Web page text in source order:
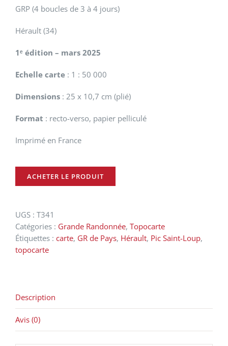
GRP (4 boucles de 3 à 4 jours)
Hérault (34)
1ᵉ édition – mars 2025
Echelle carte : 1 : 50 000
Dimensions : 25 x 10,7 cm (plié)
Format : recto-verso, papier pelliculé
Imprimé en France
ACHETER LE PRODUIT
UGS : T341
Catégories : Grande Randonnée, Topocarte
Étiquettes : carte, GR de Pays, Hérault, Pic Saint-Loup,
topocarte
Description
Avis (0)